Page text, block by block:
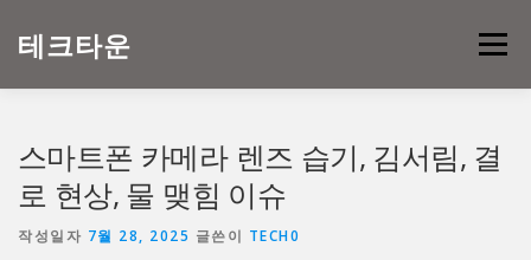
테크타운 메뉴
스마트폰 카메라 렌즈 습기, 김서림, 결
로 현상, 물 맺힘 이슈
작성일자 7월 28, 2025 글쓴이 TECH0